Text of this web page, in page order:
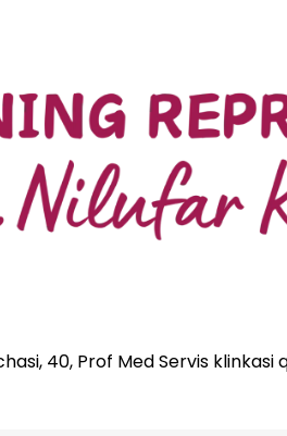
40, Prof Med Servis